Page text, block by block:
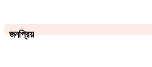
জনপ্রিয়